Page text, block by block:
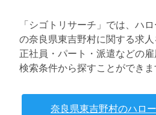
「シゴトリサーチ」では、ハ
の奈良県東吉野村に関する求人
正社員・パート・派遣などの
検索条件から探すことができま
奈良県東吉野村のハロ